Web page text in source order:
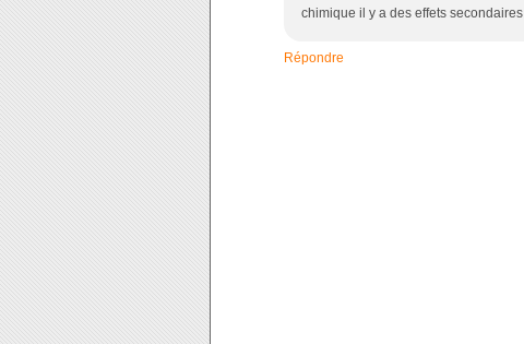
chimique il y a des effets secondaires
Répondre